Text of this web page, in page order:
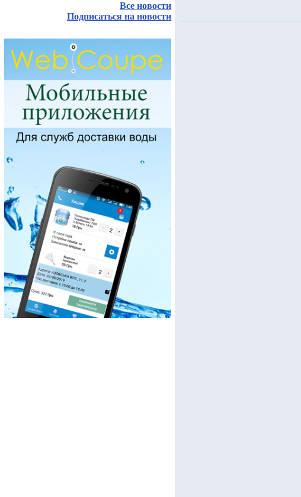
Все новости
Подписаться на новости